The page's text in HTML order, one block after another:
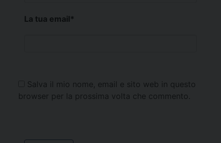
La tua email*
Salva il mio nome, email e sito web in questo
browser per la prossima volta che commento.